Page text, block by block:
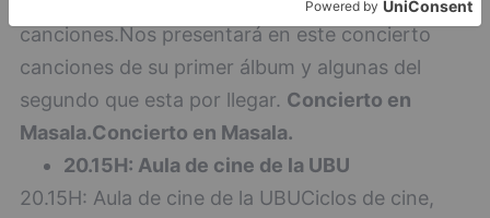
canciones.Nos presentará en este concierto
canciones de su primer álbum y algunas del
segundo que esta por llegar. Concierto en
Masala.Concierto en Masala.
20.15H: Aula de cine de la UBU
20.15H: Aula de cine de la UBUCiclos de cine,